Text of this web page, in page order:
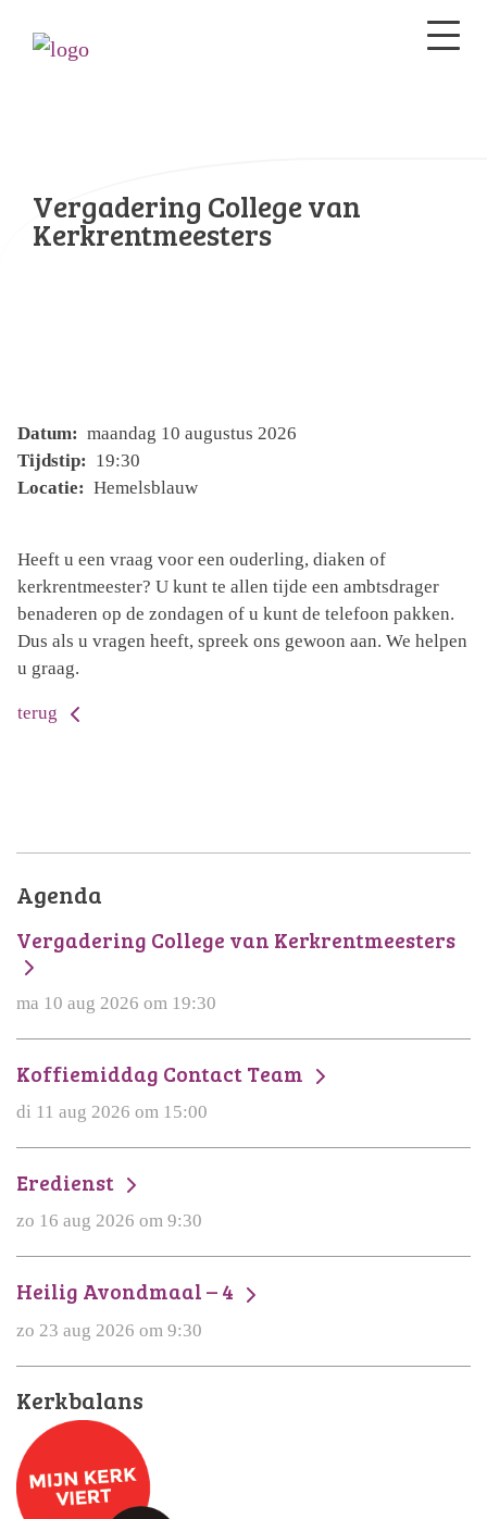
Vergadering College van
Kerkrentmeesters
Datum: maandag 10 augustus 2026
Tijdstip: 19:30
Locatie: Hemelsblauw
Heeft u een vraag voor een ouderling, diaken of
kerkrentmeester? U kunt te allen tijde een ambtsdrager
benaderen op de zondagen of u kunt de telefoon pakken.
Dus als u vragen heeft, spreek ons gewoon aan. We helpen
u graag.
terug
Agenda
Vergadering College van Kerkrentmeesters
ma 10 aug 2026 om 19:30
Koffiemiddag Contact Team
di 11 aug 2026 om 15:00
Eredienst
zo 16 aug 2026 om 9:30
Heilig Avondmaal – 4
zo 23 aug 2026 om 9:30
Kerkbalans